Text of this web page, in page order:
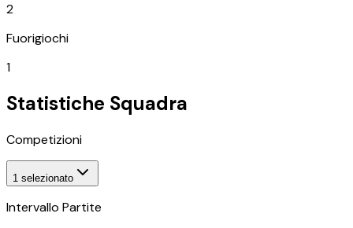
2
Fuorigiochi
1
Statistiche Squadra
Competizioni
1 selezionato
Intervallo Partite